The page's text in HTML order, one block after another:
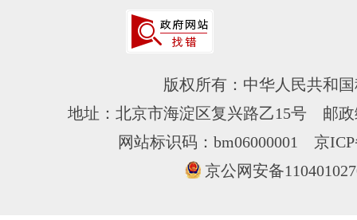
版权所有：中华人民共和
地址：北京市海淀区复兴路乙15号 邮
网站标识码：bm06000001 京
京公网安备